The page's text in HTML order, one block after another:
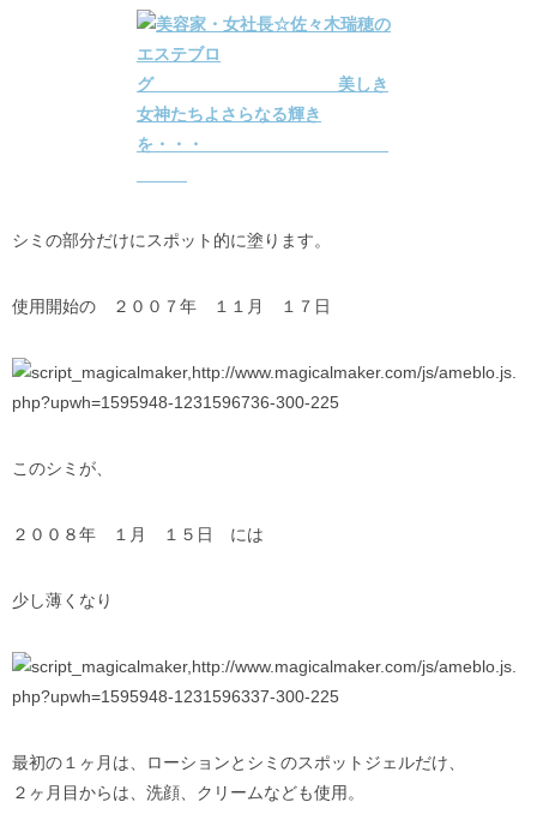
シミの部分だけにスポット的に塗ります。
使用開始の ２００７年 １１月 １７日
このシミが、
２００８年 １月 １５日 には
少し薄くなり
最初の１ヶ月は、ローションとシミのスポットジェルだけ、
２ヶ月目からは、洗顔、クリームなども使用。